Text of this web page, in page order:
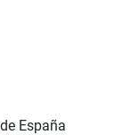
España